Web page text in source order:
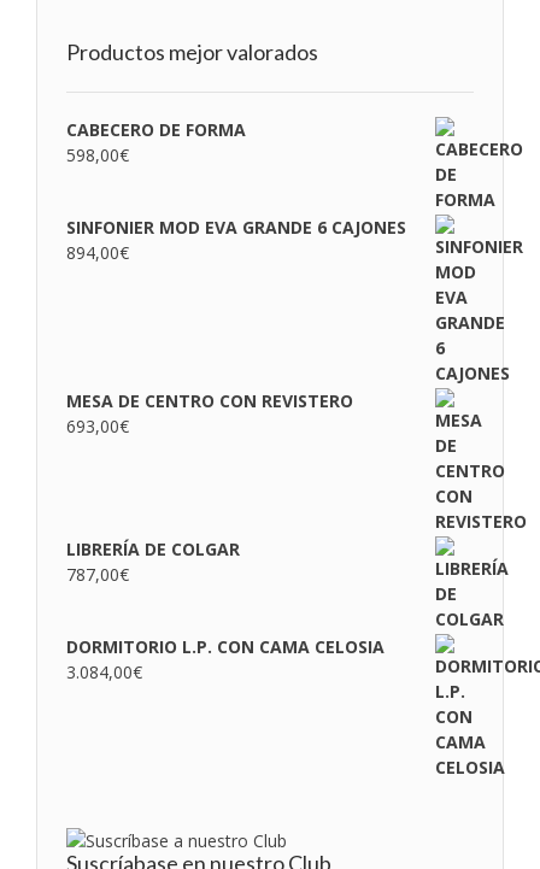
Productos mejor valorados
CABECERO DE FORMA
598,00€
SINFONIER MOD EVA GRANDE 6 CAJONES
894,00€
MESA DE CENTRO CON REVISTERO
693,00€
LIBRERÍA DE COLGAR
787,00€
DORMITORIO L.P. CON CAMA CELOSIA
3.084,00€
Suscríabase en nuestro Club